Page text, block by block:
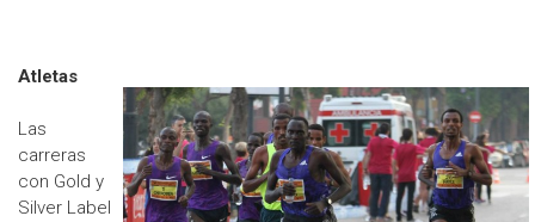
Atletas
Las
carreras
con Gold y
Silver Label